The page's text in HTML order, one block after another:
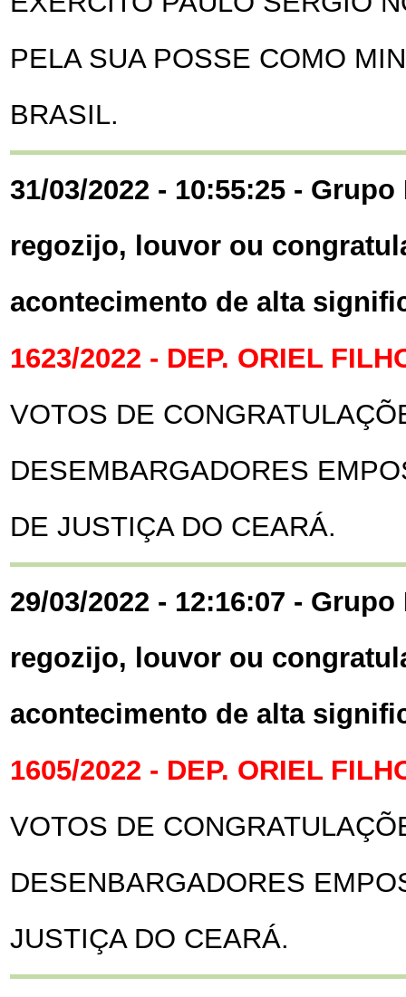
PELA SUA POSSE COMO
BRASIL.
31/03/2022 - 10:55:25 -
regozijo, louvor ou
acontecimento de alta
1623/2022 - DEP. ORIEL
VOTOS DE
DESEMBARGADORES
DE JUSTIÇA DO CEARÁ.
29/03/2022 - 12:16:07 -
regozijo, louvor ou
acontecimento de alta
1605/2022 - DEP. ORIEL
VOTOS DE
DESENBARGADORES
JUSTIÇA DO CEARÁ.